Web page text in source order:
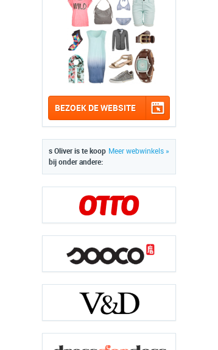
BEZOEK DE WEBSITE
Meer webwinkels »
s Oliver is te koop
bij onder andere: